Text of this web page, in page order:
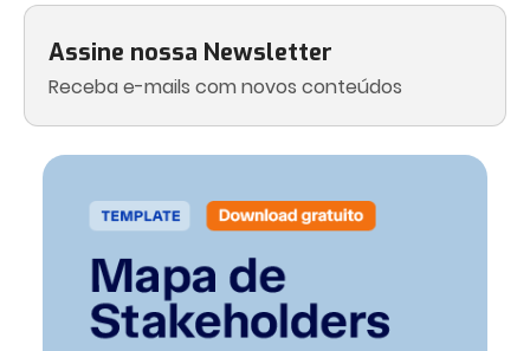
Assine nossa Newsletter
Receba e-mails com novos conteúdos